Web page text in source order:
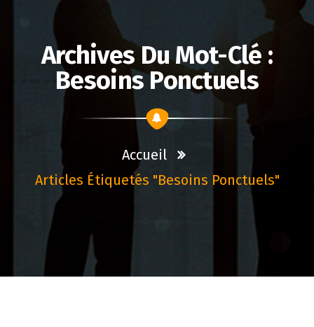
Archives Du Mot-Clé :
Besoins Ponctuels
Accueil
Articles Étiquetés "besoins Ponctuels"